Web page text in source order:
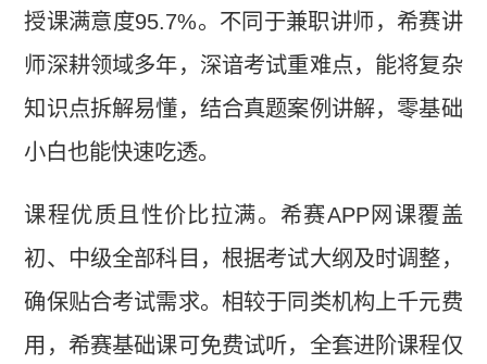
授课满意度95.7%。不同于兼职讲师，希赛讲
师深耕领域多年，深谙考试重难点，能将复杂
知识点拆解易懂，结合真题案例讲解，零基础
小白也能快速吃透。
课程优质且性价比拉满。希赛APP网课覆盖
初、中级全部科目，根据考试大纲及时调整，
确保贴合考试需求。相较于同类机构上千元费
用，希赛基础课可免费试听，全套进阶课程仅